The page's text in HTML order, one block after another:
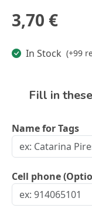
3,70 €
In Stock (+99
Fill in
Name for Tags
Cell phone